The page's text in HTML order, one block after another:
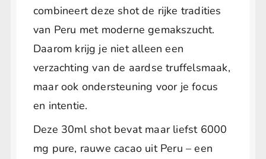
combineert deze shot de rijke tradities
van Peru met moderne gemakszucht.
Daarom krijg je niet alleen een
verzachting van de aardse truffelsmaak,
maar ook ondersteuning voor je focus
en intentie.
Deze 30ml shot bevat maar liefst 6000
mg pure, rauwe cacao uit Peru – een